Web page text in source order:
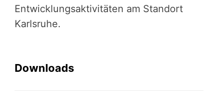
Entwicklungsaktivitäten am Standort
Karlsruhe.
Downloads